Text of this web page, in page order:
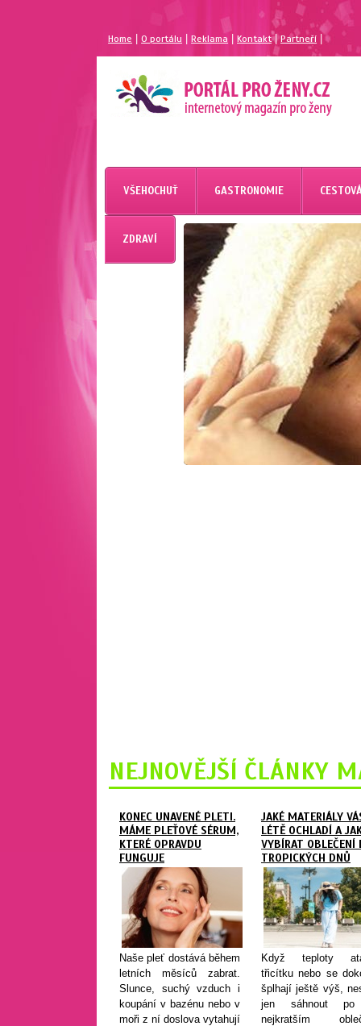
Home |O portálu Reklama Kontakt| Partneří
MAGAZÍN PRO ŽENY
PORTÁL PRO ŽENY.CZ
VŠEHOCHUŤ GASTRONOMIE
ZDRAVÍ
NEJNOVĚJŠÍ ČLÁNKY
KONEC UNAVENÉ PLETI.
MÁME PLEŤOVÉ SÉRUM,
KTERÉ OPRAVDU
FUNGUJE
Naše pleť dostává během
letních měsíců zabrat.
Slunce, suchý vzduch i
koupání v bazénu nebo v
moři z ní doslova vytahují
JAKÉ MATERIÁLY
LÉTĚ OCHLADÍ A
VYBÍRAT OBLEČENÍ
TROPICKÝCH DNŮ
Když teploty
třicítku nebo se
šplhají ještě výš,
jen sáhnout
nejkratším